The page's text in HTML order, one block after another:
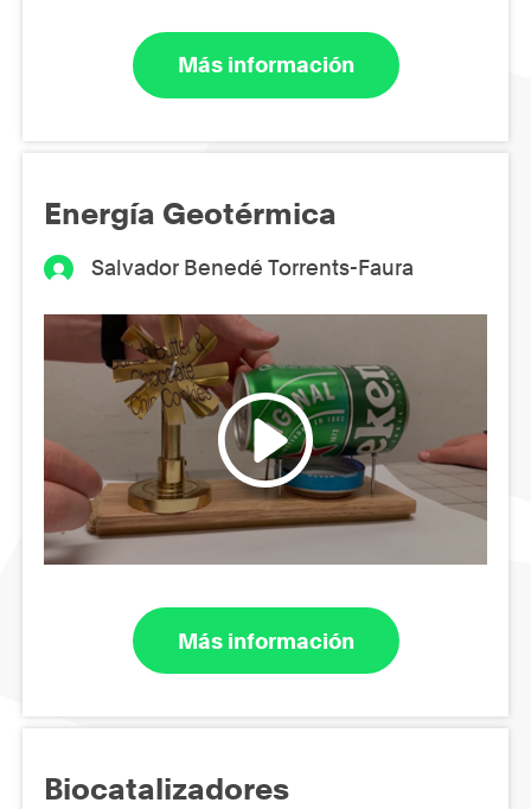
Más información
Energía Geotérmica
Salvador Benedé Torrents-Faura
Más información
Biocatalizadores